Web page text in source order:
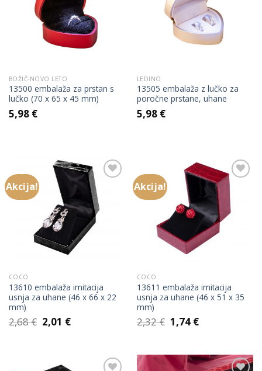
Wishlist
BOŽIČ-NOVO LETO
13500 embalaža za prstan s
lučko (70 x 65 x 45 mm)
5,98 €
Wishlist
LEDINO
13505 embalaža z lučko za
poročne prstane, uhane
5,98 €
Akcija!
Add to
Wishlist
COCO
13610 embalaža imitacija
usnja za uhane (46 x 66 x 22
mm)
2,68€ Izvirna
cena
2,01 €Trenutna
Akcija!
Add to
Wishlist
COCO
13611 embalaža imitacija
usnja za uhane (46 x 51 x 35
mm)
2,32€ Izvirna
cena
2,32 €.
1,74 €Trenutna